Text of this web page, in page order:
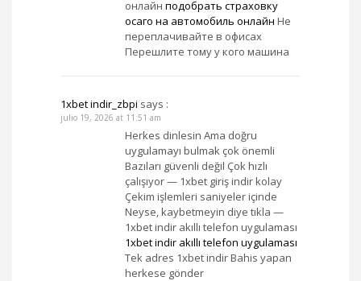
онлайн подобрать страховку
осаго на автомобиль онлайн Не
переплачивайте в офисах
Перешлите тому у кого машина
1xbet indir_zbpi says :
julio 19, 2026 at 11:51 am
Herkes dinlesin Ama doğru
uygulamayı bulmak çok önemli
Bazıları güvenli değil Çok hızlı
çalışıyor — 1xbet giriş indir kolay
Çekim işlemleri saniyeler içinde
Neyse, kaybetmeyin diye tıkla —
1xbet indir akıllı telefon uygulaması
1xbet indir akıllı telefon uygulaması
Tek adres 1xbet indir Bahis yapan
herkese gönder